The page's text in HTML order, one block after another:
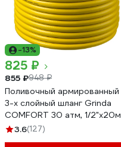
-13%
825 ₽
855 ₽948 ₽
Поливочный армированный
3-х слойный шланг Grinda
COMFORT 30 атм, 1/2"х20м
8-429003-1/2-20_z02
3.6(127)